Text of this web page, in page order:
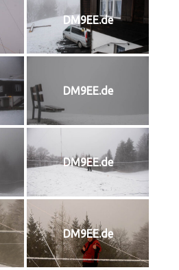
DM9EE.de
DM9EE.de
DM9EE.de
DM9EE.de